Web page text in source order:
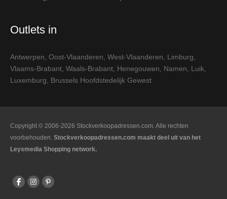
Outlets in
Antwerpen Oost-Vlaanderen West-Vlaanderen Limburg
Vlaams-Brabant Waals-Brabant Henegouwen Namen Luik
Luxemburg
Brussels Hoofdstedelijk Gewest
Copyright © 2006-2026 Stockverkoopadressen.com. Alle rechten
voorbehouden. Stockverkoopadressen.com maakt deel uit van het
Leysmedia Shopping network.